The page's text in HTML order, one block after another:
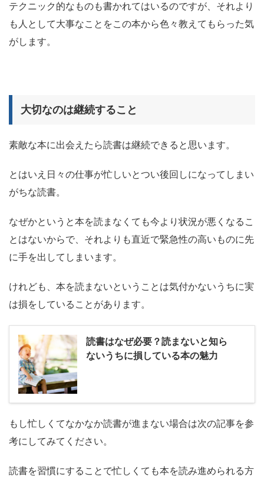
テクニック的なものも書かれてはいるのですが、それより
も 人として大事なこと をこの本から色々教えてもらった気
がします。
大切なのは継続すること
素敵な本に出会えたら読書は継続できると思います。
とはいえ日々の仕事が忙しいとつい後回しになってしまい
がちな読書。
なぜかというと本を読まなくても今より状況が悪くなるこ
とはないからで、それよりも直近で緊急性の高いものに先
に手を出してしまいます。
けれども、 本を読まないということは気付かないうちに実
は損をしている ことがあります。
読書はなぜ必要？読まないと知ら
ないうちに損している本の魅力
もし忙しくてなかなか読書が進まない場合は次の記事を参
考にしてみてください。
読書を習慣にすることで忙しくても本を読み進められる方